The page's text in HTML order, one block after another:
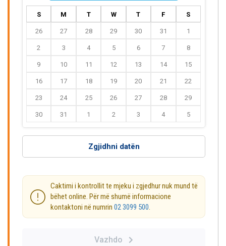
S M T W T F S
26 27 28 29 30 31 1
2 3 4 5 6 7 8
9 10 11 12 13 14 15
16 17 18 19 20 21 22
23 24 25 26 27 28 29
30 31 1 2 3 4 5
Zgjidhni datën
Caktimi i kontrollit te mjeku i zgjedhur nuk mund të
bëhet online. Për më shumë informacione
kontaktoni në numrin 02 3099 500.
Vazhdo